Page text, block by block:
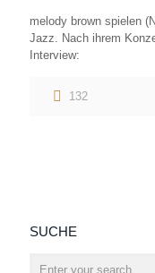
melody brown spielen
Jazz. Nach ihrem
Interview:
132
SUCHE